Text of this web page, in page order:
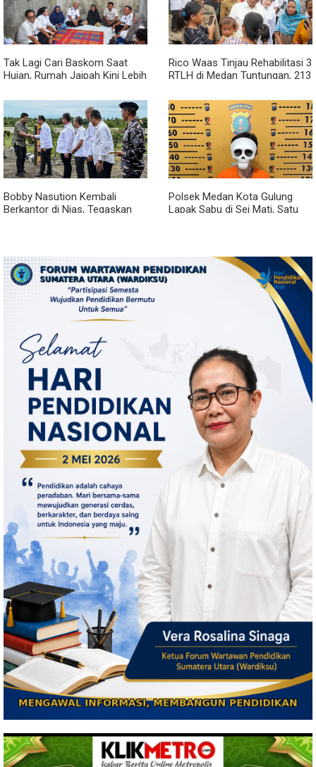
Tak Lagi Cari Baskom Saat
Hujan, Rumah Jaipah Kini Lebih
Rico Waas Tinjau Rehabilitasi 3
RTLH di Medan Tuntungan, 213
Bobby Nasution Kembali
Berkantor di Nias, Tegaskan
Polsek Medan Kota Gulung
Lapak Sabu di Sei Mati, Satu